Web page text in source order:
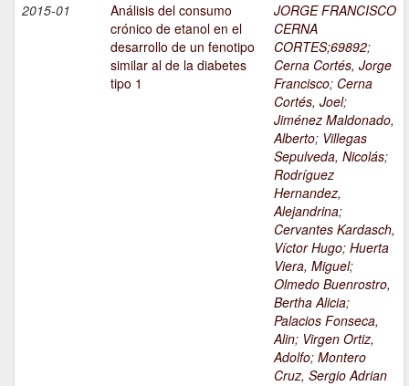
2015-01
Análisis del consumo
crónico de etanol en el
desarrollo de un fenotipo
similar al de la diabetes
tipo 1
JORGE FRANCISCO
CERNA
CORTES;69892;
Cerna Cortés, Jorge
Francisco; Cerna
Cortés, Joel;
Jiménez Maldonado,
Alberto; Villegas
Sepulveda, Nicolás;
Rodríguez
Hernandez,
Alejandrina;
Cervantes Kardasch,
Víctor Hugo; Huerta
Viera, Miguel;
Olmedo Buenrostro,
Bertha Alicia;
Palacios Fonseca,
Alin; Virgen Ortiz,
Adolfo; Montero
Cruz, Sergio Adrian